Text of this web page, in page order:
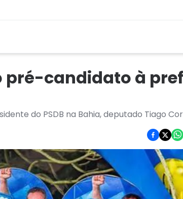
pré-candidato à
do PSDB na Bahia, deputado Tiago